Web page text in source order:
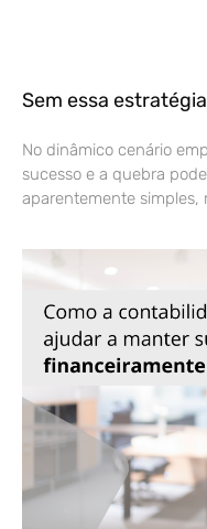
Sem essa
No dinâmico cenário
sucesso e a quebra
aparentemente